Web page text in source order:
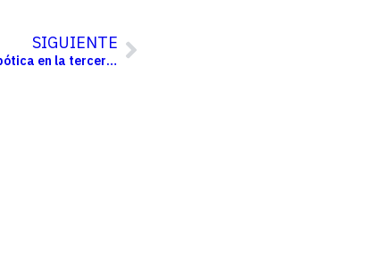
SIGUIENTE
Urology 3D promueve la formación robótica en la tercera edición del Saudi Urolithiasis Days Conference en Jeddah